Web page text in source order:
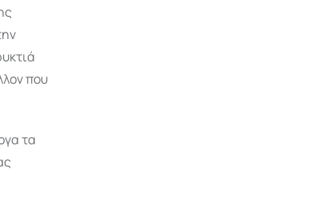
που
τα